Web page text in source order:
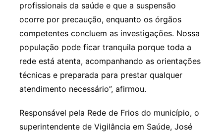
profissionais da saúde e que a suspensão
ocorre por precaução, enquanto os órgãos
competentes concluem as investigações. Nossa
população pode ficar tranquila porque toda a
rede está atenta, acompanhando as orientações
técnicas e preparada para prestar qualquer
atendimento necessário”, afirmou.
Responsável pela Rede de Frios do município, o
superintendente de Vigilância em Saúde, José